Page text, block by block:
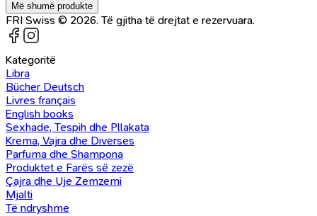
Më shumë produkte
FRI Swiss © 2026. Të gjitha të drejtat e rezervuara.
Kategoritë
Libra
Bücher Deutsch
Livres français
English books
Sexhade, Tespih dhe Pllakata
Krema, Vajra dhe Diverses
Parfuma dhe Shampona
Produktet e Farës së zezë
Çajra dhe Uje Zemzemi
Mjalti
Të ndryshme